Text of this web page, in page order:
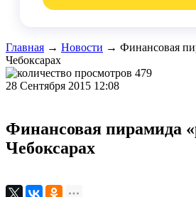
Главная → Новости → Финансовая
Чебоксарах
479
28 Сентября 2015 12:08
Финансовая пирамида
Чебоксарах